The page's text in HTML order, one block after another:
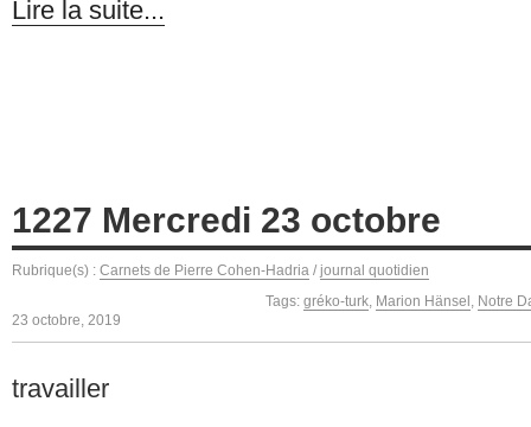
Lire la suite...
1227 Mercredi 23 octobre
Rubrique(s) : Carnets de Pierre Cohen-Hadria / journal quotidien
Tags: gréko-turk Marion Hänsel Notre
23 octobre, 2019
travailler